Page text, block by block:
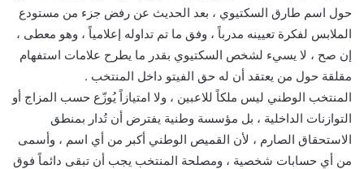
حول اسم طارق السكتيوي ، بعد الحديث عن رفض جزء من مستودع
الملابس لفكرة تعيينه مدرباً ، وفق ما تم تداوله إعلامياً ، وهو معطى ،
إن صح ، لا يسيء لشخص السكتيوي بقدر ما يطرح علامات استفهام
مقلقة حول من يعتقد أن له حق الفيتو داخل المنتخب .
المنتخب الوطني ليس ملكاً للاعبين ، ولا امتيازاً يُوزّع حسب المزاج أو
التوازنات الداخلية ، بل مؤسسة وطنية يفترض أن تُدار بمنطق
الاستحقاق الصارم ، لأن القميص الوطني أكبر من أي اسم ، وأسمى
من أي حسابات شخصية ، ومصلحة المنتخب يجب أن تبقى دائماً فوق